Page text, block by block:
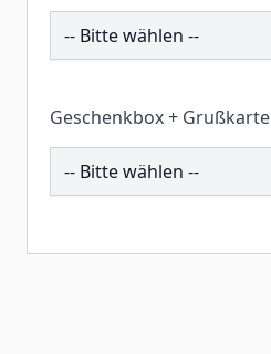
201282
Geschenkbox + Grußkarte
260054